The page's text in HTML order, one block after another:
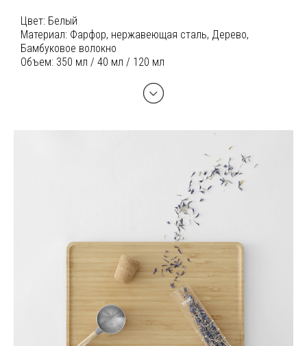
Цвет: Белый
Материал: Фарфор, нержавеющая сталь, Дерево,
Бамбуковое волокно
Объем: 350 мл / 40 мл / 120 мл